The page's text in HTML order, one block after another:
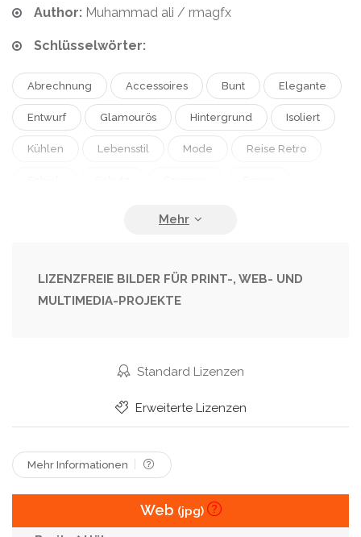
Author: Muhammad ali / rmagfx
Schlüsselwörter:
Abrechnung Accessoires Bunt Elegante
Entwurf Glamourös Hintergrund Isoliert
Kühlen Lebensstil Mode Reise Retro
LIZENZFREIE BILDER FÜR PRINT-, WEB- UND
MULTIMEDIA-PROJEKTE
Standard Lizenzen
Erweiterte Lizenzen
Mehr Informationen
Web (jpg)